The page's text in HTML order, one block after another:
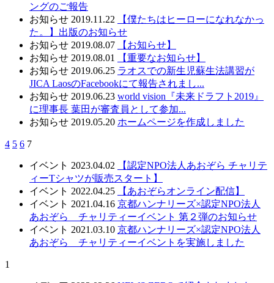
ングのご報告
お知らせ 2019.11.22
【僕たちはヒーローになれなかっ
た。】出版のお知らせ
お知らせ 2019.08.07
【お知らせ】
お知らせ 2019.08.01
【重要なお知らせ】
お知らせ 2019.06.25 ラオスでの新生児蘇生法講習が
JICA LaosのFacebookにて報告されまし...
お知らせ 2019.06.23 world vision『未来ドラフト2019』
に理事長 葉田が審査員として参加...
お知らせ 2019.05.20 ホームページを作成しました
4 5 6 7
イベント 2023.04.02
【認定NPO法人あおぞら チャリテ
ィーTシャツが販売スタート】
イベント 2022.04.25
【あおぞらオンライン配信】
イベント 2021.04.16 京都ハンナリーズ×認定NPO法人
あおぞら チャリティーイベント 第２弾のお知らせ
イベント 2021.03.10 京都ハンナリーズ×認定NPO法人
あおぞら チャリティーイベントを実施しました
1